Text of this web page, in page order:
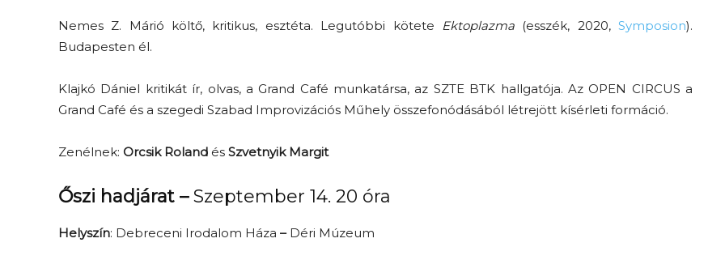
Nemes Z. Márió költő, kritikus, esztéta. Legutóbbi kötete Ektoplazma(esszék, 2020,Symposion).
Budapesten él.
Klajkó Dániel kritikát ír, olvas, a Grand Café munkatársa, az SZTE BTK hallgatója. Az OPEN CIRCUS a
Grand Café és a szegedi Szabad Improvizációs Műhely összefonódásából létrejött kísérleti formáció.
Zenélnek: Orcsik Roland és Szvetnyik Margit
Őszi hadjárat –Szeptember 14. 20 óra
Helyszín: Debreceni Irodalom Háza –Déri Múzeum